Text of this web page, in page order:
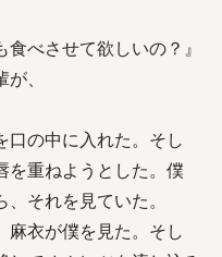
べさせて欲しいの？』
、
口の中に入れた。そし
を重ねようとした。僕
それを見ていた。
麻衣が僕を見た。そし